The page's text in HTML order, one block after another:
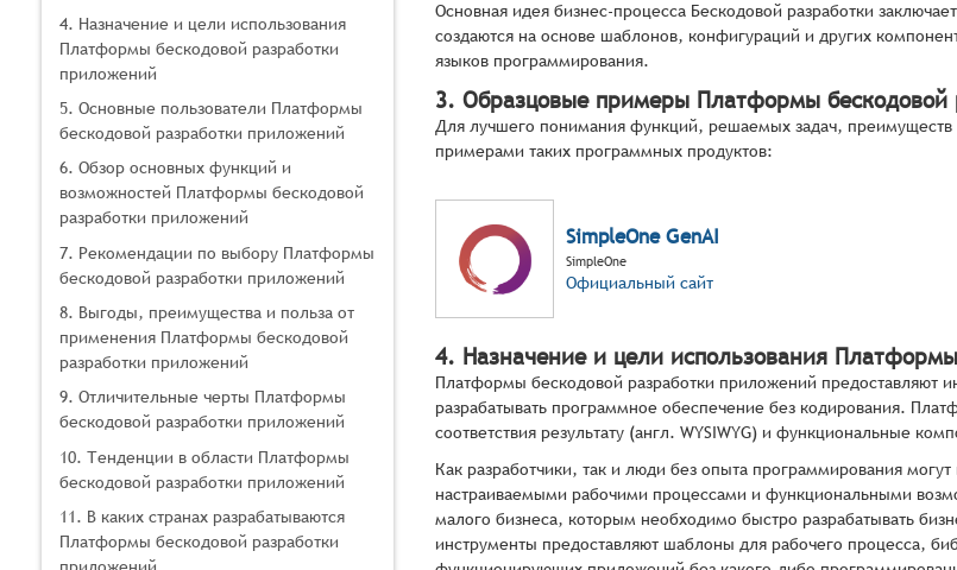
4. Назначение и цели использования
Платформы бескодовой разработки
приложений
5. Основные пользователи Платформы
бескодовой разработки приложений
6. Обзор основных функций и
возможностей Платформы бескодовой
разработки приложений
7. Рекомендации по выбору Платформы
бескодовой разработки приложений
8. Выгоды, преимущества и польза от
применения Платформы бескодовой
разработки приложений
9. Отличительные черты Платформы
бескодовой разработки приложений
10. Тенденции в области Платформы
бескодовой разработки приложений
11. В каких странах разрабатываются
Платформы бескодовой разработки
Основная идея бизнес-процесса Бескодовой разработки
создаются на основе шаблонов, конфигураций и других
языков программирования.
3. Образцовые примеры Платформы бескодовой
Для лучшего понимания функций, решаемых задач,
примерами таких программных продуктов:
SimpleOne GenAI
SimpleOne
Официальный сайт
4. Назначение и цели использования
Платформы бескодовой разработки приложений предоставляют
разрабатывать программное обеспечение без кодирования.
соответствия результату (англ. WYSIWYG) и функциональные
Как разработчики, так и люди без опыта программирования
настраиваемыми рабочими процессами и функциональными
малого бизнеса, которым необходимо быстро разрабатывать
инструменты предоставляют шаблоны для рабочего процесса,